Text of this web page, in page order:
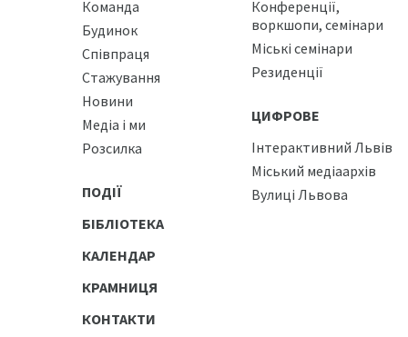
Команда
Будинок
Співпраця
Стажування
Новини
Медіа і ми
Розсилка
ПОДІЇ
БІБЛІОТЕКА
КАЛЕНДАР
КРАМНИЦЯ
КОНТАКТИ
Конференції,
воркшопи, семінари
Міські семінари
Резиденції
ЦИФРОВЕ
Інтерактивний Львів
Міський медіаархів
Вулиці Львова